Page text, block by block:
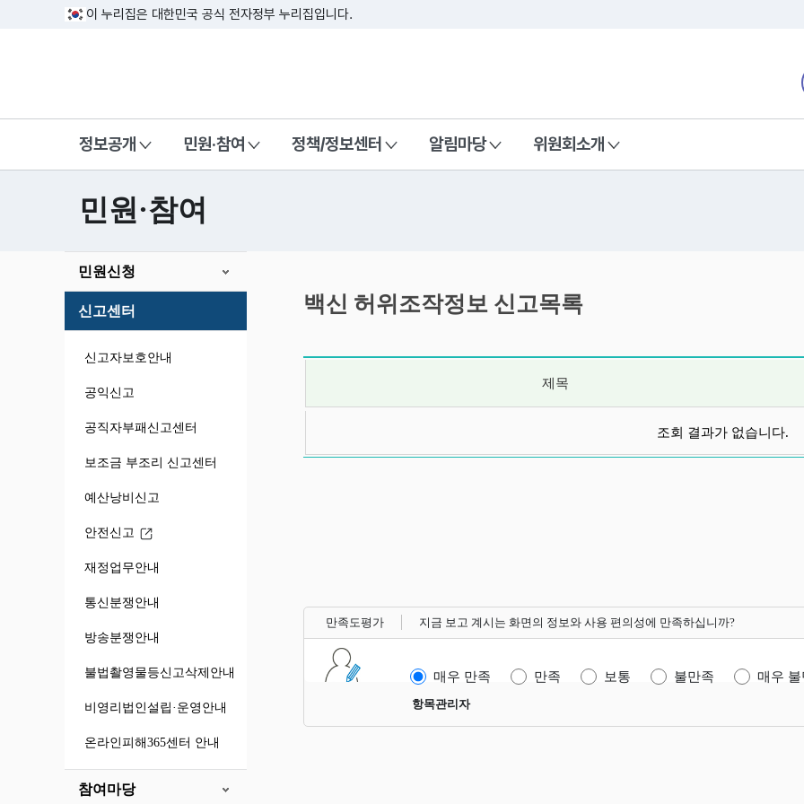
이 누리집은 대한민국 공식 전자정부 누리집입니다.
정보공개 민원·참여 정책/정보센터 알림마당 위원회소개
민원·참여
민원신청
신고센터
신고자보호안내
공익신고
공직자부패신고센터
보조금 부조리 신고센터
예산낭비신고
안전신고
재정업무안내
통신분쟁안내
방송분쟁안내
불법촬영물등신고삭제안내
비영리법인설립·운영안내
온라인피해365센터 안내
참여마당
시
백신 허위조작정보 신고목록
제목
조회 결과가 없습니다.
만족도평가 지금 보고 계시는 화면의 정보와 사용 편의성에 만족하십니까?
매우 만족 만족 보통 불만족 매우 불
항목관리자